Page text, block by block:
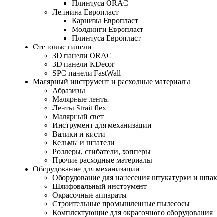
Плинтуса ORAC
Лепнина Европласт
Карнизы Европласт
Молдинги Европласт
Плинтуса Европласт
Стеновые панели
3D панели ORAC
3D панели KDecor
SPC панели FastWall
Малярный инструмент и расходные материалы
Абразивы
Малярные ленты
Ленты Strait-flex
Малярный свет
Инструмент для механизации
Валики и кисти
Кельмы и шпатели
Роллеры, сгибатели, хопперы
Прочие расходные материалы
Оборудование для механизации
Оборудование для нанесения штукатурки и
Шлифовальный инструмент
Окрасочные аппараты
Строительные промышленные пылесосы
Комплектующие для окрасочного оборудования